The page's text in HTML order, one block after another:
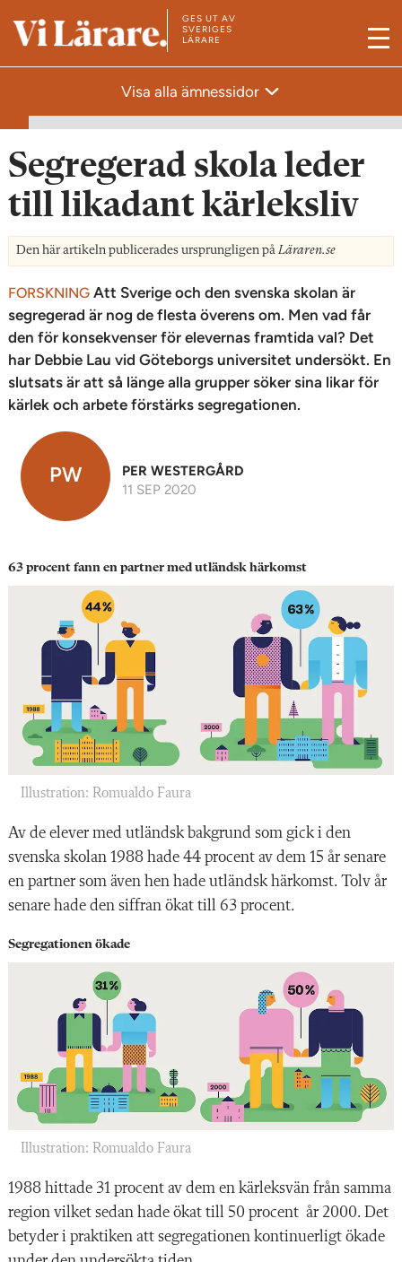
T
s
t
a
r
s
d
GES UT AV
SVERIGES
LÄRARE
M
Visa alla ämnessidor
Segregerad skola leder
till likadant kärleksliv
Den här artikeln publicerades ursprungligen påLäraren.se
FORSKNING Att Sverige och den svenska skolan är
segregerad är nog de flesta överens om. Men vad får
den för konsekvenser för elevernas framtida val? Det
har Debbie Lau vid Göteborgs universitet undersökt. En
slutsats är att så länge alla grupper söker sina likar för
kärlek och arbete förstärks segregationen.
PW
PER WESTERGÅRD
11 SEP 2020
63 procent fann en partner med utländsk härkomst
Illustration: Romualdo Faura
Av de elever med utländsk bakgrund som gick i den
svenska skolan 1988 hade 44 procent av dem 15 år senare
en partner som även hen hade utländsk härkomst. Tolv år
senare hade den siffran ökat till 63 procent.
Segregationen ökade
Illustration: Romualdo Faura
1988 hittade 31 procent av dem en kärleksvän från samma
region vilket sedan hade ökat till 50 procent år 2000. Det
betyder i praktiken att segregationen kontinuerligt ökade